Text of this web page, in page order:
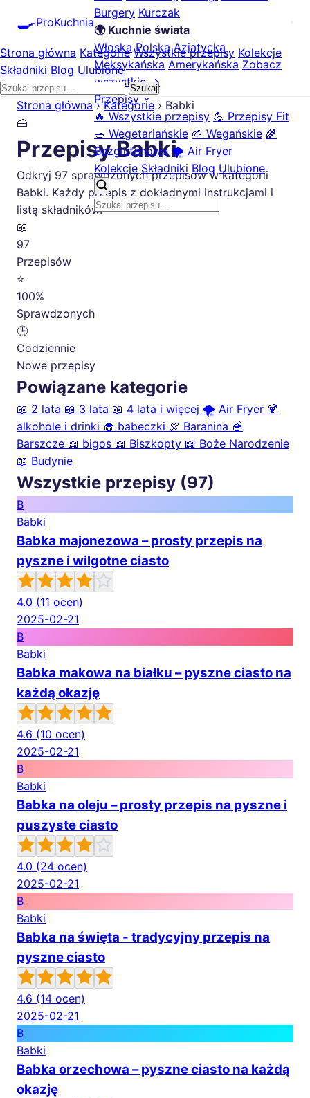
🍳ProKuchnia
Burgery Kurczak
🌍 Kuchnie świata
Włoska Polska Azjatycka
Meksykańska Amerykańska Zobacz
wszystkie →
Przepisy
🔥 Wszystkie przepisy 💪 Przepisy Fit
🥗 Wegetariańskie 🌱 Wegańskie 🌾
Bezglutenowe 🌪️ Air Fryer
Kolekcje Składniki Blog Ulubione
Strona główna Kategorie Wszystkie przepisy Kolekcje
Składniki Blog Ulubione
Szukaj
Strona główna › Kategorie › Babki
🍰
Przepisy Babki
Odkryj 97 sprawdzonych przepisów w kategorii
Babki. Każdy przepis z dokładnymi instrukcjami i
listą składników.
📖
97
Przepisów
⭐
100%
Sprawdzonych
🕒
Codziennie
Nowe przepisy
Powiązane kategorie
📖 2 lata 📖 3 lata 📖 4 lata i więcej 🌪️ Air Fryer 🍹
alkohole i drinki 🧁 babeczki 🍖 Baranina 🥣
Barszcze 📖 bigos 📖 Biszkopty 📖 Boże Narodzenie
📖 Budynie
Wszystkie przepisy (97)
B
Babki
Babka majonezowa – prosty przepis na
pyszne i wilgotne ciasto
4.0 (11 ocen)
2025-02-21
B
Babki
Babka makowa na białku – pyszne ciasto na
każdą okazję
4.6 (10 ocen)
2025-02-21
B
Babki
Babka na oleju – prosty przepis na pyszne i
puszyste ciasto
4.0 (24 ocen)
2025-02-21
B
Babki
Babka na święta - tradycyjny przepis na
pyszne ciasto
4.6 (14 ocen)
2025-02-21
B
Babki
Babka orzechowa – pyszne ciasto na każdą
okazję